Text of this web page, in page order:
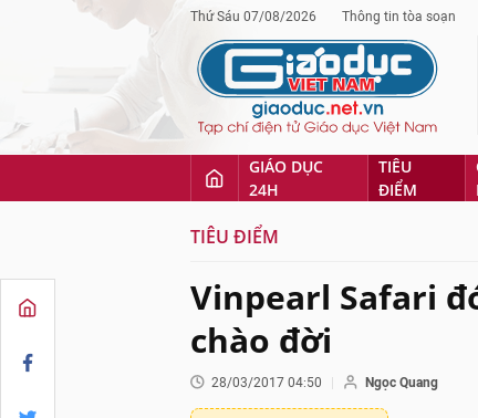
Thứ Sáu 07/08/2026 Thông tin tòa soạn
GIÁO DỤC
24H
TIÊU
ĐIỂM
TIÊU ĐIỂM
Vinpearl Safari
chào đời
28/03/2017 04:50 Ngọc Quang